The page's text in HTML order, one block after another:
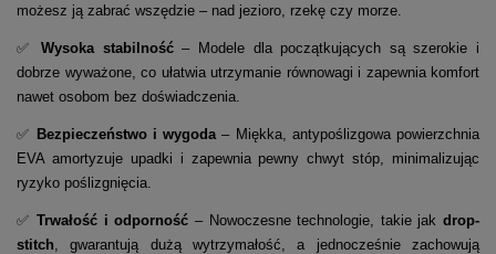
możesz ją zabrać wszędzie – nad jezioro, rzekę czy morze.
✅Wysoka stabilność– Modele dla początkujących są szerokie i
dobrze wyważone, co ułatwia utrzymanie równowagi i zapewnia komfort
nawet osobom bez doświadczenia.
✅ Bezpieczeństwo i wygoda – Miękka, antypoślizgowa powierzchnia
EVA amortyzuje upadki i zapewnia pewny chwyt stóp, minimalizując
ryzyko poślizgnięcia.
✅Trwałość i odporność – Nowoczesne technologie, takie jakdrop-
stitch , gwarantują dużą wytrzymałość, a jednocześnie zachowują